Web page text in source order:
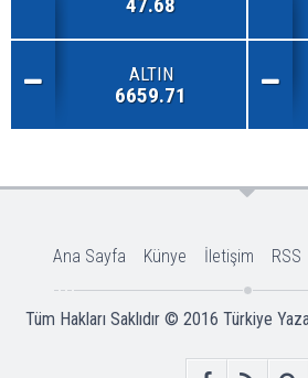
47.68
ALTIN
6659.71
Ana Sayfa Künye İletişim RSS
Tüm Hakları Saklıdır © 2016 Türkiye